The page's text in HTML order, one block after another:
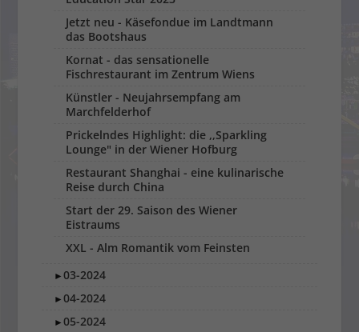
Jetzt neu - Käsefondue im Landtmann
das Bootshaus
Kornat - das sensationelle
Fischrestaurant im Zentrum Wiens
Künstler - Neujahrsempfang am
Marchfelderhof
Prickelndes Highlight: die ,,Sparkling
Lounge" in der Wiener Hofburg
Restaurant Shanghai - eine kulinarische
Reise durch China
Start der 29. Saison des Wiener
Eistraums
XXL - Alm Romantik vom Feinsten
►03-2024
►04-2024
►05-2024